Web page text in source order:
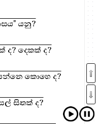
යනු?
ද? දෙකක් ද?
කොහෙ ද?
සිතක් ද?